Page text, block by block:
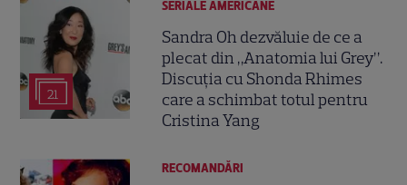
21
SERIALE AMERICANE
Sandra Oh dezvăluie de ce a
plecat din „Anatomia lui Grey”.
Discuția cu Shonda Rhimes
care a schimbat totul pentru
Cristina Yang
RECOMANDĂRI